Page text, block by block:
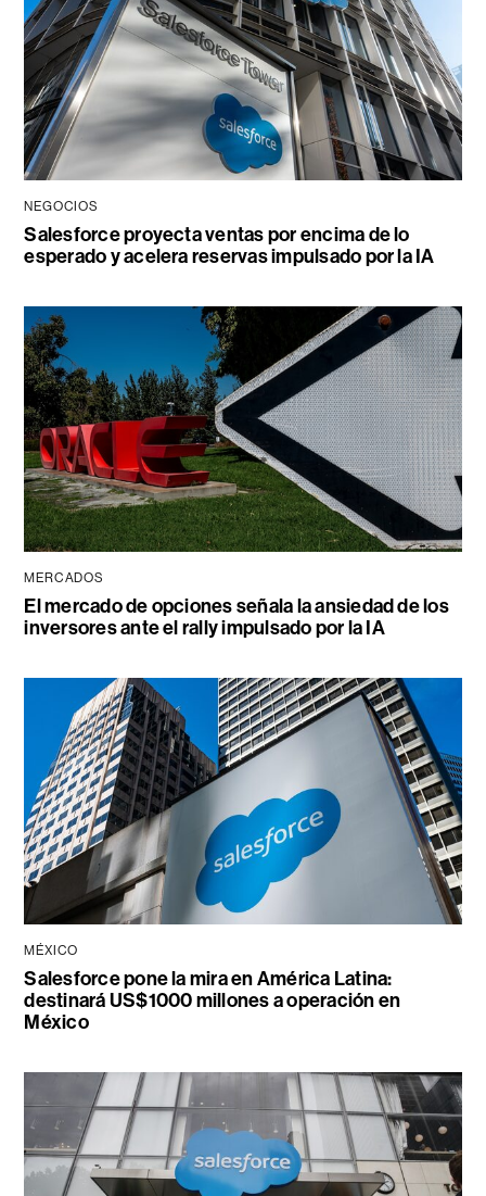
NEGOCIOS
Salesforce proyecta ventas por encima de lo
esperado y acelera reservas impulsado por la IA
MERCADOS
El mercado de opciones señala la ansiedad de los
inversores ante el rally impulsado por la IA
MÉXICO
Salesforce pone la mira en América Latina:
destinará US$1000 millones a operación en
México